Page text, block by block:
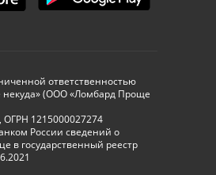
ответственностью
(ООО «Ломбард Проще
1215000027274
России сведений о
в государственный реестр